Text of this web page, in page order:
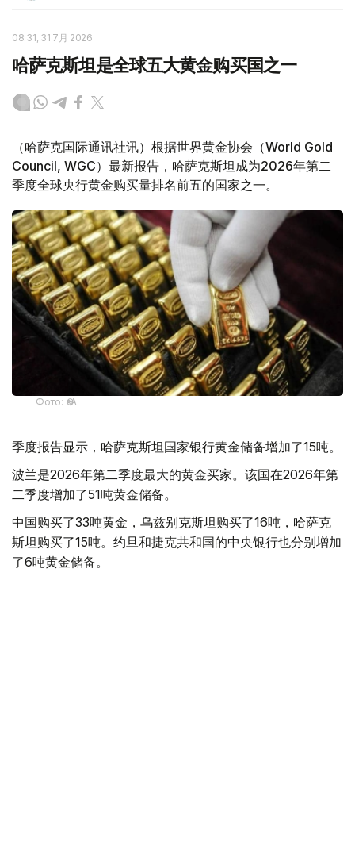
08:31, 31 7月 2026
哈萨克斯坦是全球五大黄金购买国之一
（哈萨克国际通讯社讯）根据世界黄金协会（World Gold
Council, WGC）最新报告，哈萨克斯坦成为2026年第二
季度全球央行黄金购买量排名前五的国家之一。
Фото: ӨзА
季度报告显示，哈萨克斯坦国家银行黄金储备增加了15吨。
波兰是2026年第二季度最大的黄金买家。该国在2026年第
二季度增加了51吨黄金储备。
中国购买了33吨黄金，乌兹别克斯坦购买了16吨，哈萨克
斯坦购买了15吨。约旦和捷克共和国的中央银行也分别增加
了6吨黄金储备。